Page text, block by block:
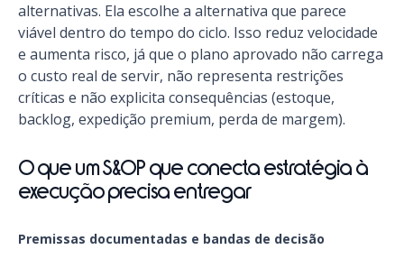
alternativas. Ela escolhe a alternativa que parece
viável dentro do tempo do ciclo. Isso reduz velocidade
e aumenta risco, já que o plano aprovado não carrega
o custo real de servir, não representa restrições
críticas e não explicita consequências (estoque,
backlog, expedição premium, perda de margem).
O que um S&OP que conecta estratégia à
execução precisa entregar
Premissas documentadas e bandas de decisão